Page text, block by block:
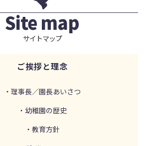
Site map
サイトマップ
ご挨拶と理念
・理事長／園長あいさつ
・幼稚園の歴史
・教育方針